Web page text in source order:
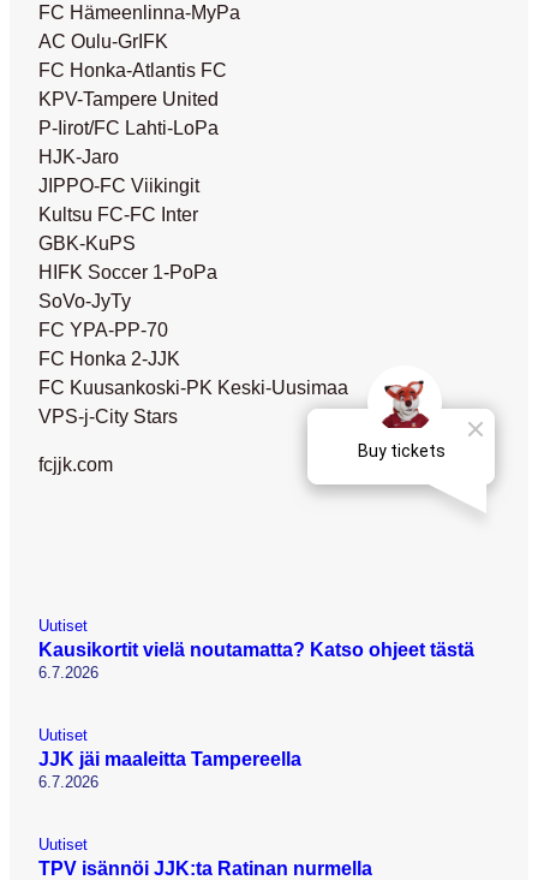
FC Hämeenlinna-MyPa
AC Oulu-GrIFK
FC Honka-Atlantis FC
KPV-Tampere United
P-Iirot/FC Lahti-LoPa
HJK-Jaro
JIPPO-FC Viikingit
Kultsu FC-FC Inter
GBK-KuPS
HIFK Soccer 1-PoPa
SoVo-JyTy
FC YPA-PP-70
FC Honka 2-JJK
FC Kuusankoski-PK Keski-Uusimaa
VPS-j-City Stars
fcjjk.com
Uutiset
Kausikortit vielä noutamatta? Katso ohjeet tästä
6.7.2026
Uutiset
JJK jäi maaleitta Tampereella
6.7.2026
Uutiset
TPV isännöi JJK:ta Ratinan nurmella